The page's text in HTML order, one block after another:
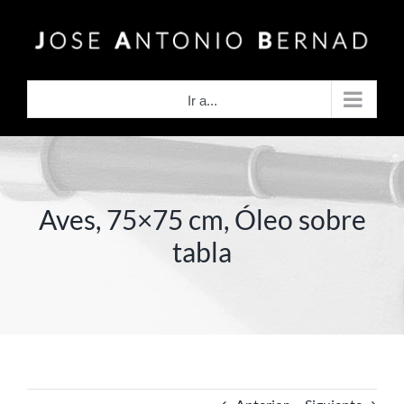
Ir a...
Aves, 75×75 cm, Óleo sobre
tabla